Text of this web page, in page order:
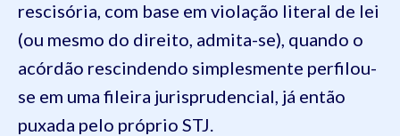
rescisória, com base em violação literal de lei
(ou mesmo do direito, admita-se), quando o
acórdão rescindendo simplesmente perfilou-
se em uma fileira jurisprudencial, já então
puxada pelo próprio STJ.